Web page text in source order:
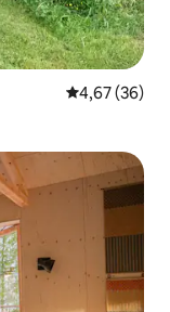
4,67 de uma
4,67 (36)